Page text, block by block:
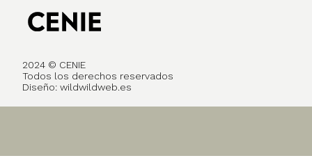
2024 © CENIE
Todos los derechos reservados
Diseño: wildwildweb.es